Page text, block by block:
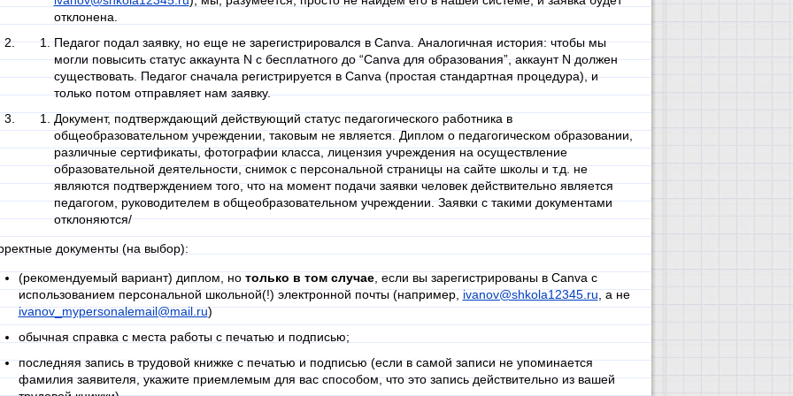
отклонена.
Педагог подал заявку, но еще не зарегистрировался в Canva. Аналогичная история: чтобы мы
могли повысить статус аккаунта N с бесплатного до “Canva для образования”, аккаунт N должен
существовать. Педагог сначала регистрируется в Canva (простая стандартная процедура), и
только потом отправляет нам заявку.
Документ, подтверждающий действующий статус педагогического работника в
общеобразовательном учреждении, таковым не является. Диплом о педагогическом образовании,
различные сертификаты, фотографии класса, лицензия учреждения на осуществление
образовательной деятельности, снимок с персональной страницы на сайте школы и т.д. не
являются подтверждением того, что на момент подачи заявки человек действительно является
педагогом, руководителем в общеобразовательном учреждении. Заявки с такими документами
отклоняются/
документы (на выбор):
(рекомендуемый вариант) диплом, но только в том случае, если вы зарегистрированы в Canva с
использованием персональной школьной(!) электронной почты (например,ivanov@shkola12345.ru, а не
ivanov_mypersonalemail@mail.ru)
обычная справка с места работы с печатью и подписью;
последняя запись в трудовой книжке с печатью и подписью (если в самой записи не упоминается
фамилия заявителя, укажите приемлемым для вас способом, что это запись действительно из вашей